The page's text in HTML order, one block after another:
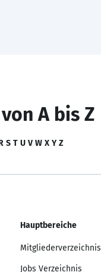
A bis Z
S T U V W X Y Z
Hauptbereiche
Mitgliederverzeichnis
Jobs Verzeichnis